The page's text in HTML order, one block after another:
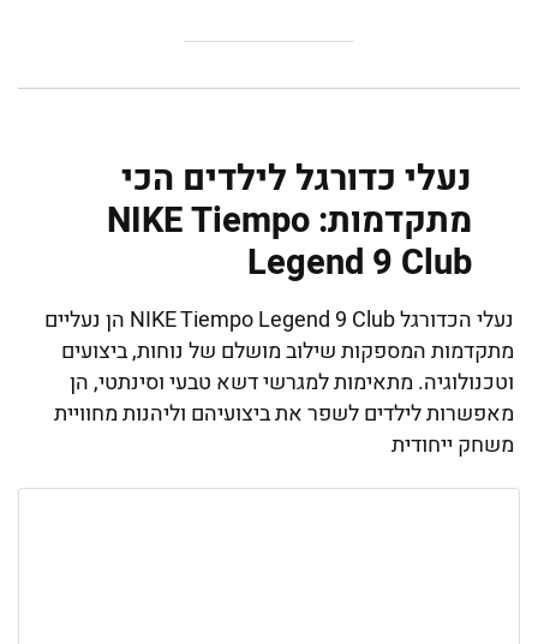
נעלי כדורגל לילדים הכי
מתקדמות: NIKE Tiempo
Legend 9 Club
נעלי הכדורגל NIKE Tiempo Legend 9 Club הן נעליים
מתקדמות המספקות שילוב מושלם של נוחות, ביצועים
וטכנולוגיה. מתאימות למגרשי דשא טבעי וסינתטי, הן
מאפשרות לילדים לשפר את ביצועיהם וליהנות מחוויית
משחק ייחודית